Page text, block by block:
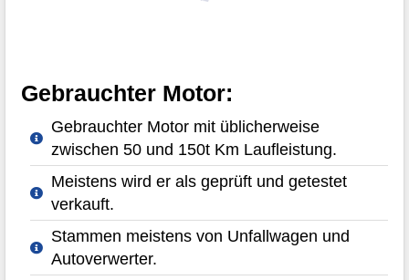
Gebrauchter Motor:
Gebrauchter Motor mit üblicherweise
zwischen 50 und 150t Km Laufleistung.
Meistens wird er als geprüft und getestet
verkauft.
Stammen meistens von Unfallwagen und
Autoverwerter.